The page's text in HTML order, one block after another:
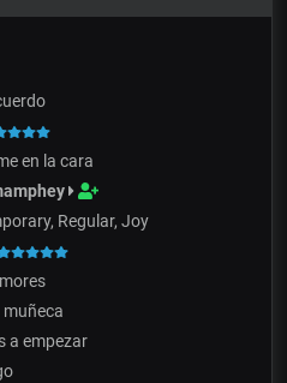
en la cara
Regular, Joy
muñeca
a empezar